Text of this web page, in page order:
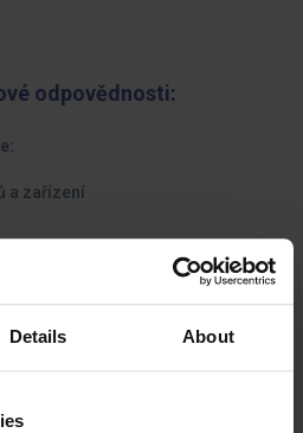
Details About
odpovědnosti:
a zařízení
dílců
a ošetřování strojů a zařízení v